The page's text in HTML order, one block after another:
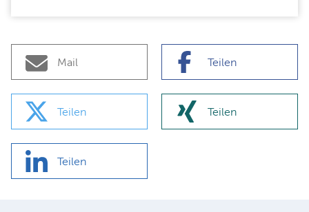
Mail Teilen
Teilen Teilen
Teilen